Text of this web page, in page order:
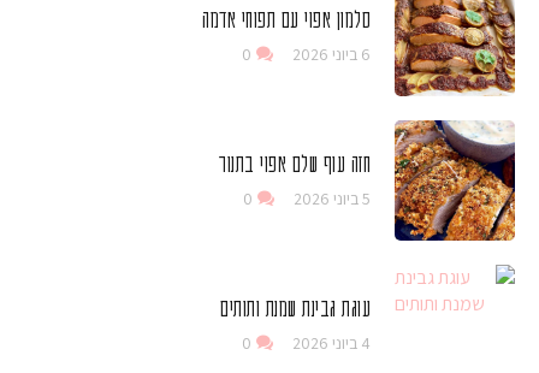
סלמון אפוי עם תפוחי אדמה
6 ביוני 2026 0
חזה עוף שלם אפוי בתנור
5 ביוני 2026 0
עוגת גבינת שמנת ותותים
4 ביוני 2026 0